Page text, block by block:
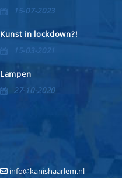
15-07-2023
Kunst in lockdown?!
15-03-2021
Lampen
27-10-2020
info@kanishaarlem.nl